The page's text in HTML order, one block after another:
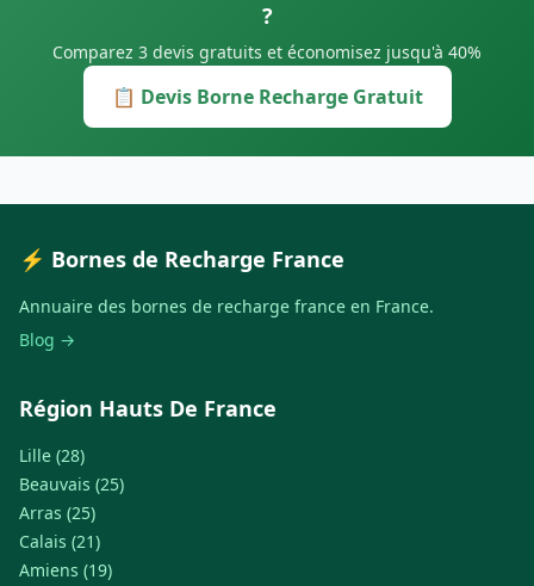
?
Comparez 3 devis gratuits et économisez jusqu'à 40%
📋 Devis Borne Recharge Gratuit
⚡ Bornes de Recharge France
Annuaire des bornes de recharge france en France.
Blog →
Région Hauts De France
Lille (28)
Beauvais (25)
Arras (25)
Calais (21)
Amiens (19)